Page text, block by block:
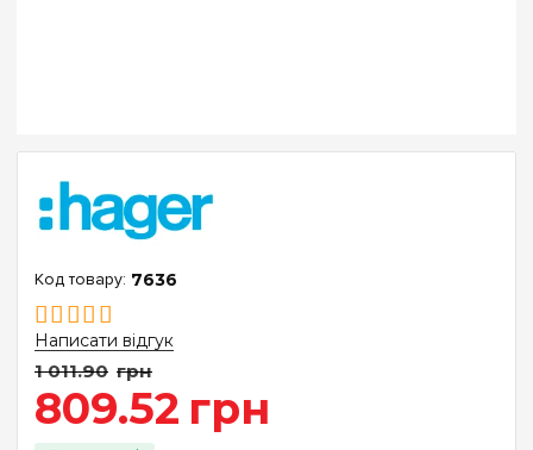
7636
Написати відгук
1 011.90 грн
809.52 грн